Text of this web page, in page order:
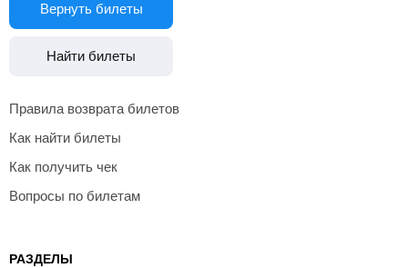
Вернуть билеты
Найти билеты
Правила возврата билетов
Как найти билеты
Как получить чек
Вопросы по билетам
РАЗДЕЛЫ